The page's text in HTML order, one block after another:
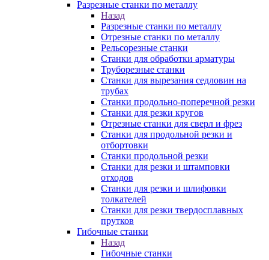
Разрезные станки по металлу
Назад
Разрезные станки по металлу
Отрезные станки по металлу
Рельсорезные станки
Станки для обработки арматуры
Труборезные станки
Станки для вырезания седловин на
трубаx
Станки продольно-поперечной резки
Станки для резки кругов
Отрезные станки для сверл и фрез
Станки для продольной резки и
отбортовки
Станки продольной резки
Станки для резки и штамповки
отходов
Станки для резки и шлифовки
толкателей
Станки для резки твердосплавных
прутков
Гибочные станки
Назад
Гибочные станки